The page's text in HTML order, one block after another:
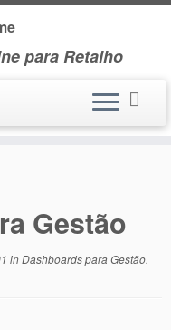
para Retalho
Gestão
inDashboards para Gestão.